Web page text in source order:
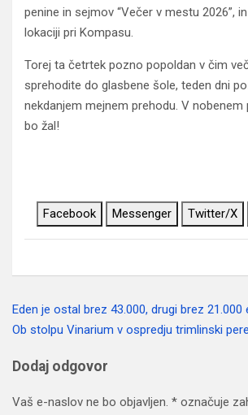
penine in sejmov “Večer v mestu 2026”,
lokaciji pri Kompasu.
Torej ta četrtek pozno popoldan v čim
sprehodite do glasbene šole, teden dni
nekdanjem mejnem prehodu. V nobenem
bo žal!
Facebook Messenger Twitter/X
Navigacija
Eden je ostal brez 43.000, drugi brez 21.000
Ob stolpu Vinarium v ospredju trimlinski
Dodaj odgovor
Vaš e-naslov ne bo objavljen. * označuje